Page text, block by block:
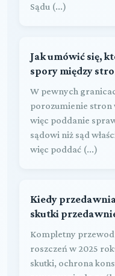
Sądu (...)
Jak umówić się,
spory między
W pewnych
porozumienie stron
więc poddanie
sądowi niż sąd
więc poddać (...)
Kiedy
skutki
Kompletny
roszczeń w 2025
skutki, ochrona